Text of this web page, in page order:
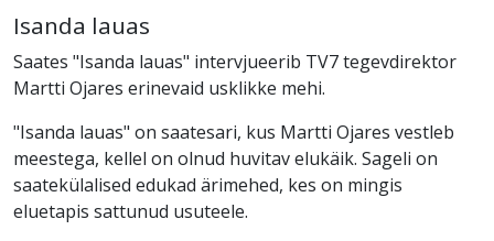
Isanda lauas
Saates "Isanda lauas" intervjueerib TV7 tegevdirektor
Martti Ojares erinevaid usklikke mehi.
"Isanda lauas" on saatesari, kus Martti Ojares vestleb
meestega, kellel on olnud huvitav elukäik. Sageli on
saatekülalised edukad ärimehed, kes on mingis
eluetapis sattunud usuteele.